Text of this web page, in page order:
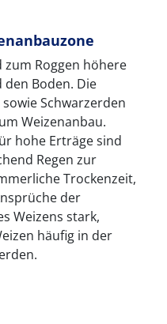
Roggen höhere
Boden. Die
Schwarzerden
Weizenanbau.
hohe Erträge sind
Regen zur
Trockenzeit,
der
Weizens stark,
häufig in der